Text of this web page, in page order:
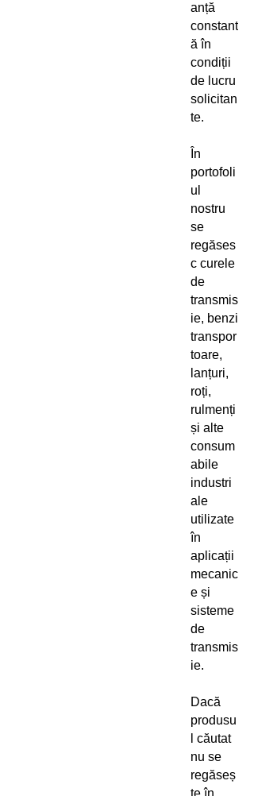
anță
constant
ă în
condiții
de lucru
solicitan
te.
În
portofoli
ul
nostru
se
regăses
c curele
de
transmis
ie, benzi
transpor
toare,
lanțuri,
roți,
rulmenți
și alte
consum
abile
industri
ale
utilizate
în
aplicații
mecanic
e și
sisteme
de
transmis
ie.
Dacă
produsu
l căutat
nu se
regăseș